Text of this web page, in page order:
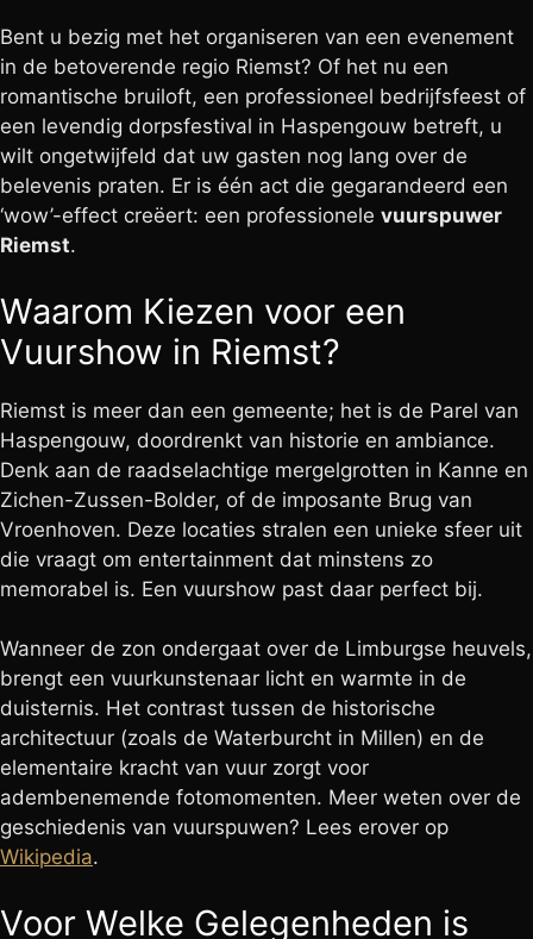
Bent u bezig met het organiseren van een evenement
in de betoverende regio Riemst? Of het nu een
romantische bruiloft, een professioneel bedrijfsfeest of
een levendig dorpsfestival in Haspengouw betreft, u
wilt ongetwijfeld dat uw gasten nog lang over de
belevenis praten. Er is één act die gegarandeerd een
‘wow’-effect creëert: een professionele vuurspuwer
Riemst.
Waarom Kiezen voor een
Vuurshow in Riemst?
Riemst is meer dan een gemeente; het is de Parel van
Haspengouw, doordrenkt van historie en ambiance.
Denk aan de raadselachtige mergelgrotten in Kanne en
Zichen-Zussen-Bolder, of de imposante Brug van
Vroenhoven. Deze locaties stralen een unieke sfeer uit
die vraagt om entertainment dat minstens zo
memorabel is. Een vuurshow past daar perfect bij.
Wanneer de zon ondergaat over de Limburgse heuvels,
brengt een vuurkunstenaar licht en warmte in de
duisternis. Het contrast tussen de historische
architectuur (zoals de Waterburcht in Millen) en de
elementaire kracht van vuur zorgt voor
adembenemende fotomomenten. Meer weten over de
geschiedenis van vuurspuwen? Lees erover op
Wikipedia.
Voor Welke Gelegenheden is